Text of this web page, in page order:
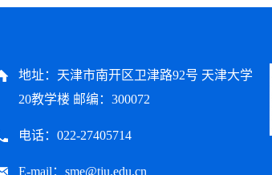
地址：天津市南开区卫津路92号 天津大学
20教学楼 邮编：300072
电话：022-27405714
E-mail：sme@tju.edu.cn